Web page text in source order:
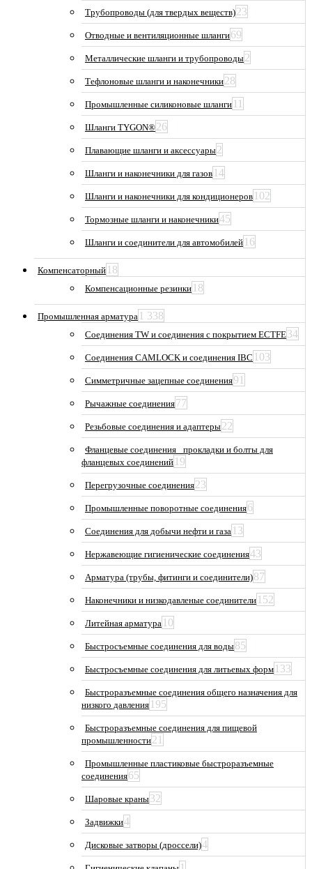
Трубопроводы (для твердых веществ)23
Отводные и вентиляционные шланги69
Металлические шланги и трубопроводы2
Тефлоновые шланги и наконечники28
Промышленные силиконовые шланги 11
Шланги TYGON®26
Плавающие шланги и аксессуары2
Шланги и наконечники для газов 14
Шланги и наконечники для кондиционеров 102
Тормозные шланги и наконечники45
Шланги и соединители для автомобилей 16
Компенсаторный 18
Компенсационные резинки 18
Промышленная арматура 1 338
Соединения TW и соединения с покрытием ECTFE34
Соединения CAMLOCK и соединения IBC 103
Симметричные зацепные соединения91
Рычажные соединения77
Резьбовые соединения и адаптеры22
Фланцевые соединения_ прокладки и болты для
фланцевых соединений 19
Перегрузочные соединения23
Промышленные поворотные соединения6
Соединения для добычи нефти и газа 13
Нержавеющие гигиенические соединения43
Арматура (трубы, фитинги и соединители)87
Наконечники и низкодавленые соединители 152
Литейная арматура 10
Быстросъемные соединения для воды85
Быстросъемные соединения для литьевых форм 133
Быстроразъемные соединения общего назначения для
низкого давления 195
Быстроразъемные соединения для пищевой
промышленности21
Промышленные пластиковые быстроразъемные
соединения65
Шаровые краны32
Задвижки4
Дисковые затворы (дроссели)4